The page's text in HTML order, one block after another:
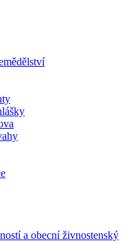
a obecní živnostenský